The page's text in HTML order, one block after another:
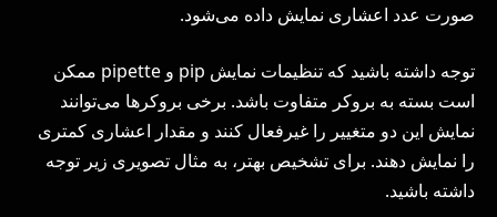
صورت عدد اعشاری نمایش داده می‌شود.
توجه داشته باشید که تنظیمات نمایش pip و pipette ممکن
است بسته به بروکر متفاوت باشد. برخی بروکرها می‌توانند
نمایش این دو متغییر را غیرفعال کنند و مقدار اعشاری کمتری
را نمایش دهند. برای تشخیص بهتر، به مثال تصویری زیر توجه
داشته باشید.